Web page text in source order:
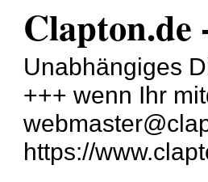
Unabhängiges
+++ wenn Ihr
https://